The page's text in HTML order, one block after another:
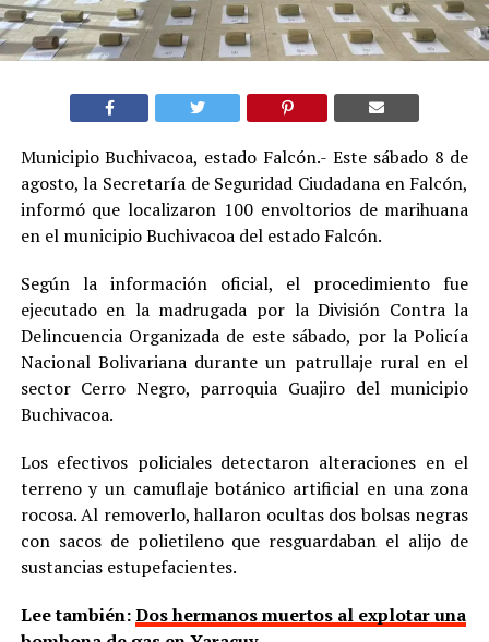
Municipio Buchivacoa, estado Falcón.- Este sábado 8 de
agosto, la Secretaría de Seguridad Ciudadana en Falcón,
informó que localizaron 100 envoltorios de marihuana
en el municipio Buchivacoa del estado Falcón.
Según la información oficial, el procedimiento fue
ejecutado en la madrugada por la División Contra la
Delincuencia Organizada de este sábado, por la Policía
Nacional Bolivariana durante un patrullaje rural en el
sector Cerro Negro, parroquia Guajiro del municipio
Buchivacoa.
Los efectivos policiales detectaron alteraciones en el
terreno y un camuflaje botánico artificial en una zona
rocosa. Al removerlo, hallaron ocultas dos bolsas negras
con sacos de polietileno que resguardaban el alijo de
sustancias estupefacientes.
Lee también:Dos hermanos muertos al explotar una